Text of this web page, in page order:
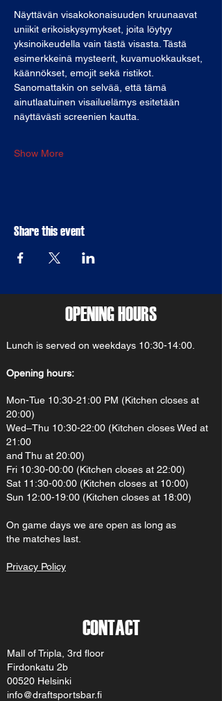
Näyttävän visakokonaisuuden kruunaavat
uniikit erikoiskysymykset, joita löytyy
yksinoikeudella vain tästä visasta. Tästä
esimerkkeinä mysteerit, kuvamuokkaukset,
käännökset, emojit sekä ristikot.
Sanomattakin on selvää, että tämä
ainutlaatuinen visailuelämys esitetään
näyttävästi screenien kautta.
Show More
Share this event
OPENING HOURS
Lunch is served on weekdays 10:30-14:00.
Opening hours:
Mon-Tue 10:30-21:00 PM (Kitchen closes at
20:00)
Wed–Thu 10:30-22:00 (Kitchen closes Wed at
21:00
and Thu at 20:00)
Fri 10:30-00:00 (Kitchen closes at 22:00)
Sat 11:30-00:00 (Kitchen closes at 10:00)
Sun 12:00-19:00 (Kitchen closes at 18:00)
On game days we are open as long as
the matches last.
Privacy Policy
CONTACT
Mall of Tripla, 3rd floor
Firdonkatu 2b
00520 Helsinki
info@draftsportsbar.fi